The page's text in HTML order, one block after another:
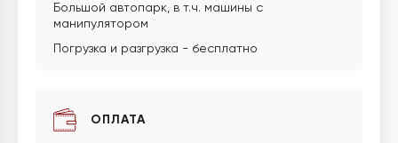
Большой автопарк, в т.ч. машины с
манипулятором
Погрузка и разгрузка - бесплатно
ОПЛАТА